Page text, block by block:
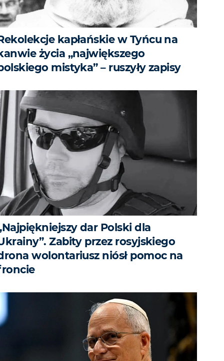
kapłańskie w Tyńcu na
życia „największego
mistyka” – ruszyły zapisy
dar Polski dla
Zabity przez rosyjskiego
wolontariusz niósł pomoc na